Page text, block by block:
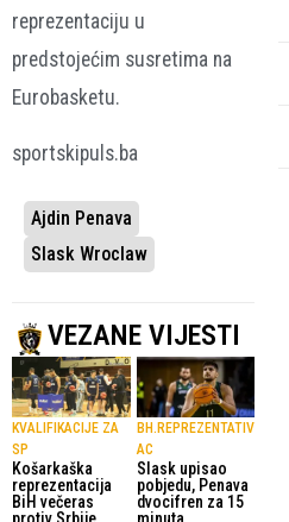
reprezentaciju u
predstojećim susretima na
Eurobasketu.
sportskipuls.ba
Ajdin Penava
Slask Wroclaw
VEZANE VIJESTI
KVALIFIKACIJE ZA
SP
Košarkaška
reprezentacija
BiH večeras
BH.REPREZENTATIV
AC
Slask upisao
pobjedu, Penava
dvocifren za 15